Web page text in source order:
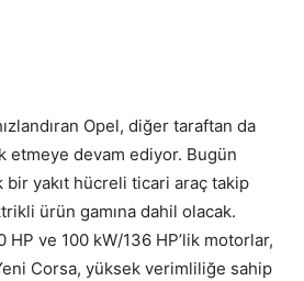
Opel, diğer taraftan da
etmeye devam ediyor. Bugün
bir yakıt hücreli ticari araç takip
ürün gamına dahil olacak.
HP ve 100 kW/136 HP’lik motorlar,
Corsa, yüksek verimliliğe sahip